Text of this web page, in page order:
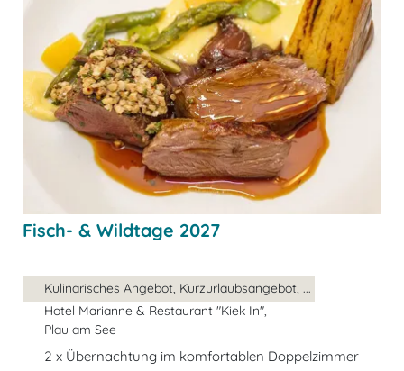
Fisch- & Wildtage 2027
Kulinarisches Angebot, Kurzurlaubsangebot, ...
Hotel Marianne & Restaurant "Kiek In",
Plau am See
2 x Übernachtung im komfortablen Doppelzimmer